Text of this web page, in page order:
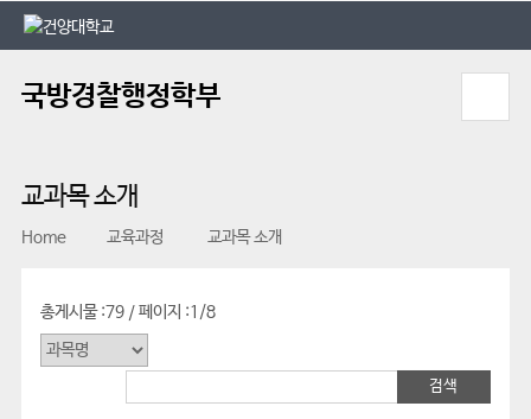
본문 바로가기
대메뉴 바로가기
국방경찰행정학부
교과목 소개
Home 교육과정 교과목 소개
총게시물 :79 / 페이지 :1/8